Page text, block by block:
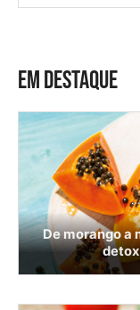
EM DESTAQUE
De morango a